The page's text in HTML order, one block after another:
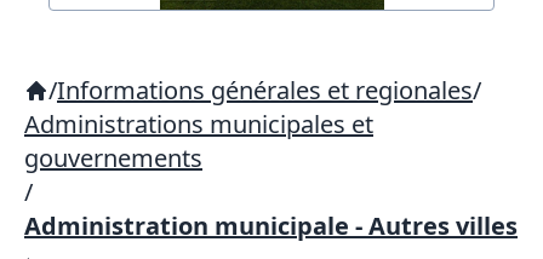
/Informations générales et regionales/
Administrations municipales et
gouvernements
/
Administration municipale - Autres villes